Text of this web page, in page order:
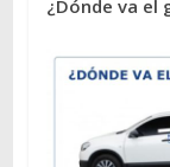
¿Dónde va el